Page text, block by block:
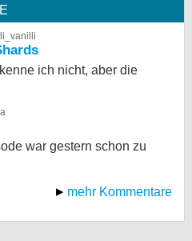
ich nicht, aber die
war gestern schon zu
mehr Kommentare